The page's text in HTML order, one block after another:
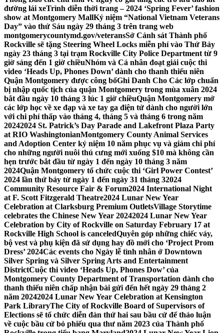
đường lái xeTrình diễn thời trang – 2024 ‘Spring Fever’ fashion
show at Montgomery MallKỷ niệm “National Vietnam Veterans
Day” vào thứ Sáu ngày 29 tháng 3 trên trang web
montgomerycountymd.gov/veteransSở Cảnh sát Thành phố
Rockville sẽ tặng Steering Wheel Locks miễn phí vào Thứ Bảy
ngày 23 tháng 3 tại trạm Rockville City Police Department từ 9
giờ sáng đến 1 giờ chiềuNhóm và Cá nhân đoạt giải cuộc thi
video ‘Heads Up, Phones Down’ dành cho thanh thiếu niên
Quận Montgomery được công bốGhi Danh Cho Các lớp chuẩn
bị nhập quốc tịch của quận Montgomery trong mùa xuân 2024
bắt đầu ngày 10 tháng 3 lúc 1 giờ chiềuQuận Montgomery mở
các lớp học về xe đạp và xe tay ga điện tử dành cho người lớn
với chi phí thấp vào tháng 4, tháng 5 và tháng 6 trong năm
20242024 St. Patrick’s Day Parade and Lakefront Plaza Party
at RIO WashingtonianMontgomery County Animal Services
and Adoption Center kỷ niệm 10 năm phục vụ và giảm chi phí
cho những người nuôi thú cưng mới xuống $10 mà không cần
hẹn trước bắt đầu từ ngày 1 đến ngày 10 tháng 3 năm
2024Quận Montgomery tổ chức cuộc thi ‘Girl Power Contest’
2024 lần thứ bảy từ ngày 1 đến ngày 31 tháng 32024
Community Resource Fair & Forum2024 International Night
at F. Scott Fitzgerald Theatre2024 Lunar New Year
Celebration at Clarksburg Premium OutletsVillage Storytime
celebrates the Chinese New Year 20242024 Lunar New Year
Celebration by City of Rockville on Saturday February 17 at
Rockville High School is canceledQuyên góp những chiếc váy,
bộ vest và phụ kiện đã sử dụng hay đồ mới cho ‘Project Prom
Dress’ 2024Các events cho Ngày lễ tình nhân ở Downtown
Silver Spring và Silver Spring Arts and Entertainment
DistrictCuộc thi video ‘Heads Up, Phones Dow’ của
Montgomery County Department of Transportation dành cho
thanh thiếu niên chấp nhận bài gửi đến hết ngày 29 tháng 2
năm 20242024 Lunar New Year Celebration at Kensington
Park LibraryThe City of Rockville Board of Supervisors of
Elections sẽ tổ chức diễn đàn thứ hai sau bầu cử để thảo luận
về cuộc bầu cử bỏ phiếu qua thư năm 2023 của Thành phố